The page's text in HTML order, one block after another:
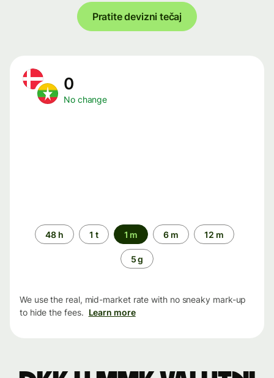
Pratite devizni tečaj
0
No change
Time
period
48 h 1 t 1 m 6 m 12 m
5 g
We use the real, mid-market rate with no sneaky mark-up
to hide the fees. Learn more